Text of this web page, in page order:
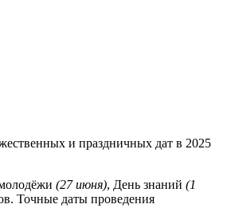
и праздничных дат в 2025
(27 июня), День знаний (1
Точные даты проведения